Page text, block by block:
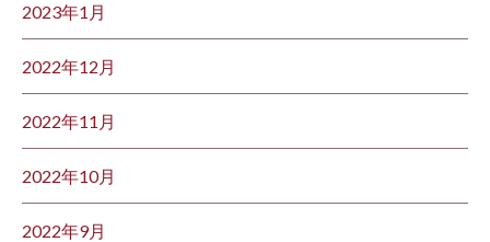
2023年1月
2022年12月
2022年11月
2022年10月
2022年9月